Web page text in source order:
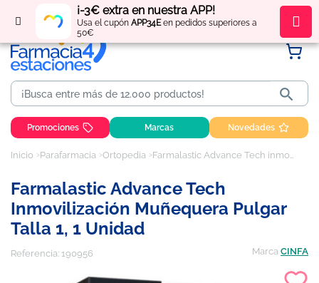
¡-3€ extra en nuestra APP!
Usa el cupón APP34Een pedidos superiores a
50€
Regístratey obténpuntos por tus compras

Promociones Marcas Novedades
Inicio Parafarmacia Ortopedia Farmalastic Advance Tech inmovilización muñequera pulgar Talla 1, 1 unidad
Farmalastic Advance Tech
Inmovilización Muñequera Pulgar
Talla 1, 1 Unidad
Referencia: 190956 Marca CINFA